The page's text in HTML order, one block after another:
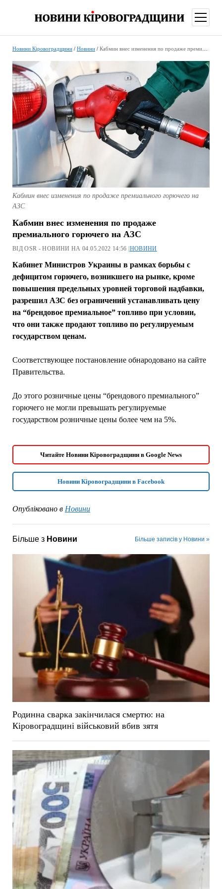
меню
Новини Кіровоградщини/ Новини/ Кабмин внес изменения по продаже премиального горючего на АЗС
Кабмин внес изменения по продаже премиального горючего на
АЗС
Кабмин внес изменения по продаже
премиального горючего на АЗС
ВІД OSR - НОВИНИ НА 04.05.2022 14:56 |НОВИНИ
Кабинет Министров Украины в рамках борьбы с
дефицитом горючего, возникшего на рынке, кроме
повышения предельных уровней торговой надбавки,
разрешил АЗС без ограничений устанавливать цену
на “брендовое премиальное” топливо при условии,
что они также продают топливо по регулируемым
государством ценам.
Соответствующее постановление обнародовано на сайте
Правительства.
До этого розничные цены “брендового премиального”
горючего не могли превышать регулируемые
государством розничные цены более чем на 5%.
Читайте Новини Кіровоградщини в Google News
Новини Кіровоградщини в Facebook
Опубліковано в Новини
Більше з Новини Більше записів у Новини »
Родинна сварка закінчилася смертю: на
Кіровоградщині військовий вбив зятя